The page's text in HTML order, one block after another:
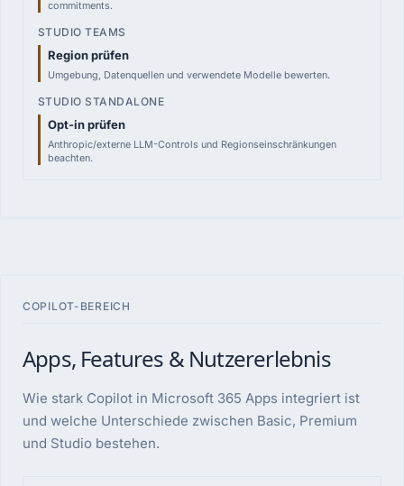
commitments.
Region prüfen
Umgebung, Datenquellen und verwendete Modelle bewerten.
Opt-in prüfen
Anthropic/externe LLM-Controls und Regionseinschränkungen
beachten.
COPILOT-BEREICH
Apps, Features & Nutzererlebnis
Wie stark Copilot in Microsoft 365 Apps integriert ist
und welche Unterschiede zwischen Basic, Premium
und Studio bestehen.